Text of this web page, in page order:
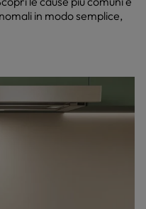
in modo semplice,